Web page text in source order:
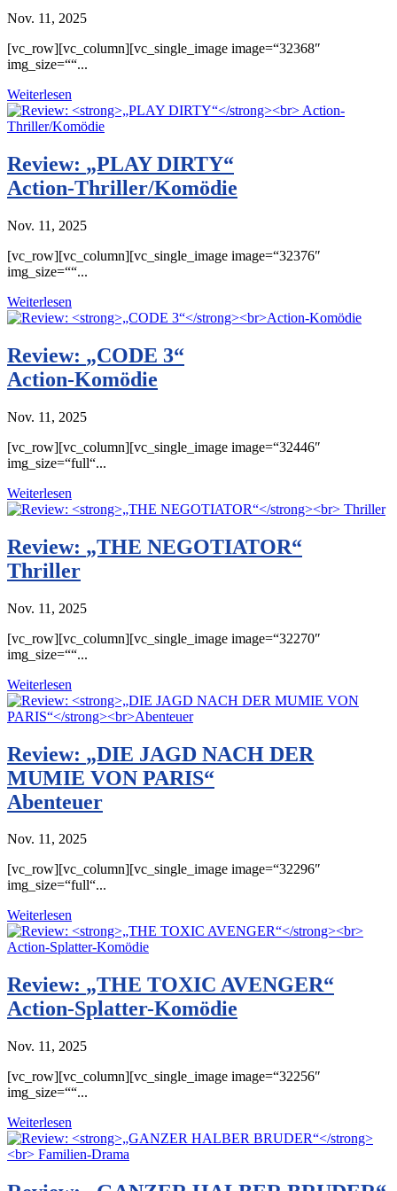
Nov. 11, 2025
[vc_row][vc_column][vc_single_image image=“32368″
img_size=““...
Weiterlesen
Review: „PLAY DIRTY“
Action-Thriller/Komödie
Nov. 11, 2025
[vc_row][vc_column][vc_single_image image=“32376″
img_size=““...
Weiterlesen
Review: „CODE 3“
Action-Komödie
Nov. 11, 2025
[vc_row][vc_column][vc_single_image image=“32446″
img_size=“full“...
Weiterlesen
Review: „THE NEGOTIATOR“
Thriller
Nov. 11, 2025
[vc_row][vc_column][vc_single_image image=“32270″
img_size=““...
Weiterlesen
Review: „DIE JAGD NACH DER
MUMIE VON PARIS“
Abenteuer
Nov. 11, 2025
[vc_row][vc_column][vc_single_image image=“32296″
img_size=“full“...
Weiterlesen
Review: „THE TOXIC AVENGER“
Action-Splatter-Komödie
Nov. 11, 2025
[vc_row][vc_column][vc_single_image image=“32256″
img_size=““...
Weiterlesen